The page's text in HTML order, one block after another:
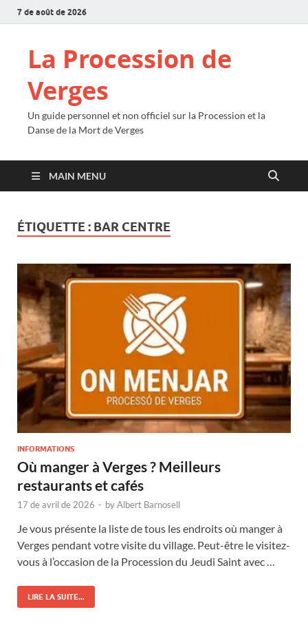
7 de août de 2026
La Procession de
Verges
Un guide personnel et non officiel sur la Procession et la
Danse de la Mort de Verges
MAIN MENU
ÉTIQUETTE : BAR CENTRE
INFORMATIONS
Où manger à Verges ? Meilleurs
restaurants et cafés
17 de avril de 2026 - byAlbert Barnosell
Je vous présente la liste de tous les endroits où manger à
Verges pendant votre visite du village. Peut-être le visitez-
vous à l’occasion de la Procession du Jeudi Saint avec …
LIRE LA SUITE...